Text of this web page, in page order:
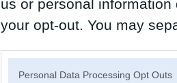
us or personal
your opt-out. You may
Personal Data Processing Opt Outs